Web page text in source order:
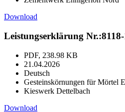
Download
Leistungserklärung
PDF, 238.98 KB
21.04.2026
Deutsch
Gesteinskörnungen für Mörtel
Kieswerk Dettelbach
Download